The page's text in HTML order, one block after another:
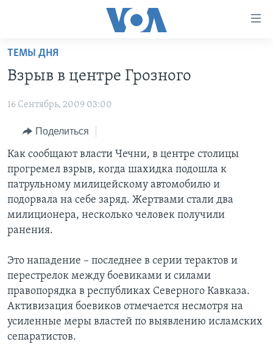
Перейти
основной
Перейти
навигации
Перейти
поиск
ПРОГРАММЫ
АМЕРИКА
НОВОСТИ ЗА МИНУТУ
ИТОГИ
ПОЧЕМУ ЭТО ВАЖНО?
ДИСКУССИЯ VOA
ДЕТАЛИ
АМЕРИКА. БОЛЬШОЕ ПУТЕШЕСТВИЕ
ПРОЕКТЫ
УЧИМ АНГЛИЙСКИЙ
НАША АМЕРИКАНСКАЯ ИСТОРИЯ
А КАК В АМЕРИКЕ?
АРТЕФАКТЫ
АМЕРИКАНСКИЕ ГОРОДКИ
ЭКСПЕРТИЗА
ИНТЕРВЬЮ
ФАКТЫ ПРОТИВ ФЕЙКОВ
ЗА СВОБОДУ ПРЕССЫ
УЧИМ АНГЛИЙСКИЙ
ПОДПИСКА НА НОВОСТИ
Learning English
СОЦИАЛЬНЫЕ СЕТИ
ТЕМЫ ДНЯ
Взрыв в центре Грозного
16 Сентябрь, 2009 03:00
Поделиться
Как сообщают власти Чечни, в центре столицы
прогремел взрыв, когда шахидка подошла к
патрульному милицейскому автомобилю и
подорвала на себе заряд. Жертвами стали два
милиционера, несколько человек получили
ранения.
Это нападение – последнее в серии терактов и
перестрелок между боевиками и силами
правопорядка в республиках Северного Кавказа.
Активизация боевиков отмечается несмотря на
усиленные меры властей по выявлению исламских
сепаратистов.